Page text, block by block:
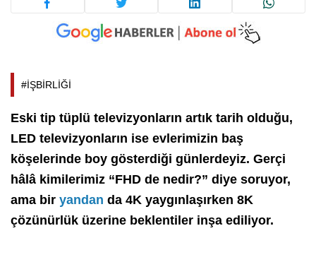
#İŞBİRLİĞİ
Eski tip tüplü televizyonların artık tarih olduğu,
LED televizyonların ise evlerimizin baş
köşelerinde boy gösterdiği günlerdeyiz. Gerçi
hâlâ kimilerimiz “FHD de nedir?” diye soruyor,
ama bir yandan da 4K yaygınlaşırken 8K
çözünürlük üzerine beklentiler inşa ediliyor.